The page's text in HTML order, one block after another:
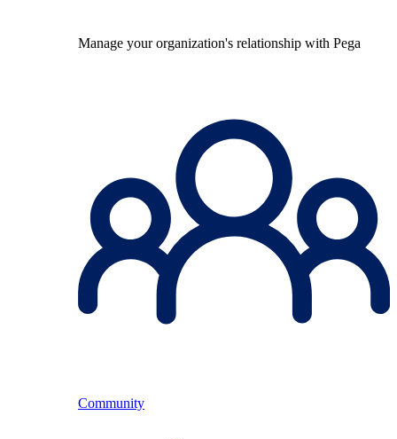
Manage your organization's relationship with Pega
Community